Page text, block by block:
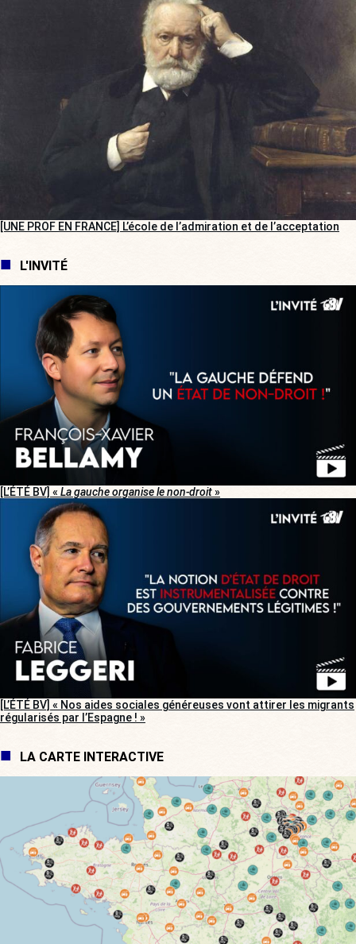
[UNE PROF EN FRANCE] L’école de l’admiration et de l’acceptation
L'INVITÉ
[L’ÉTÉ BV] « La gauche organise le non-droit»
[L’ÉTÉ BV] « Nos aides sociales généreuses vont attirer les migrants
régularisés par l’Espagne ! »
LA CARTE INTERACTIVE